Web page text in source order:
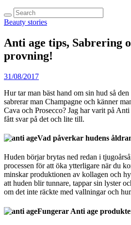
Beauty stories
Anti age tips, Sabrering
provning!
31/08/2017
Hur tar man bäst hand om sin hud så
sabrerar man Champagne och känner
Cava och Prosecco? Jag har varit på
fått svar på det och lite till.
Vad påverkar hudens
Huden börjar brytas ned redan i
processen för att öka ytterligare när du
minskar produktionen av kollagen och
att huden blir tunnare, tappar sin lyster
om det inte räckte med vallningar och
Fungerar Anti age